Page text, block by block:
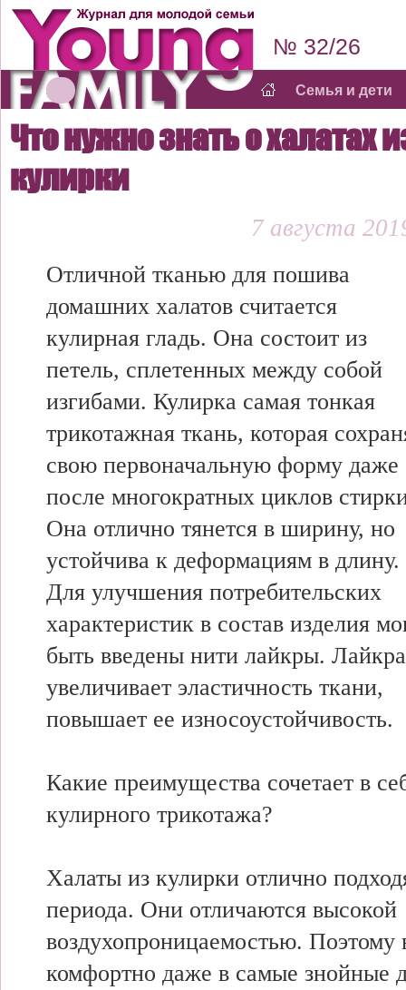
№ 32/26
Семья и дети
Что нужно знать о халатах
кулирки
7 августа
Отличной тканью для пошива
домашних халатов считается
кулирная гладь. Она состоит из
петель, сплетенных между собой
изгибами. Кулирка самая тонкая
трикотажная ткань, которая
свою первоначальную форму даже
после многократных циклов
Она отлично тянется в ширину, но
устойчива к деформациям в длину.
Для улучшения потребительских
характеристик в состав изделия
быть введены нити лайкры. Лайкра
увеличивает эластичность ткани,
повышает ее износоустойчивость.
Какие преимущества сочетает в
кулирного трикотажа?
Халаты из кулирки отлично
периода. Они отличаются высокой
воздухопроницаемостью. Поэтому
комфортно даже в самые знойные